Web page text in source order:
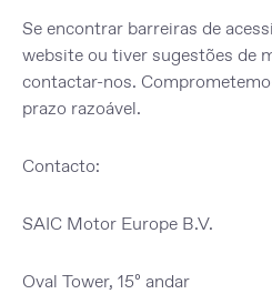
Se encontrar barreiras de
website ou tiver sugestões de
contactar-nos.
prazo razoável.
Contacto:
SAIC Motor Europe B.V.
Oval Tower, 15º andar